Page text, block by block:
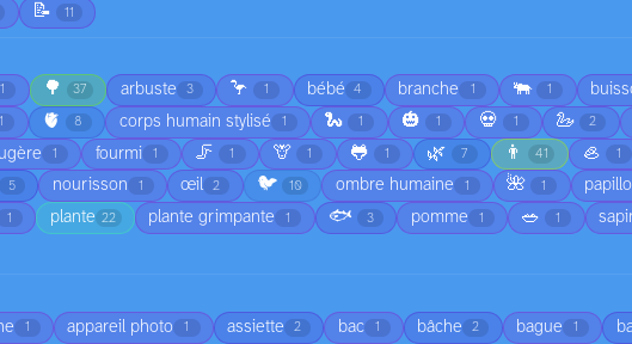
📝 11
1 🌳 37 arbuste 3 🦩 1 bébé 4 branche 1 🐃 1
1 🫀 8 corps humain stylisé 1 🐍 1 🎃 1 💀 1 🦢 2
1 fourmi 1 🦵 1 🦒 1 🐸 1 🌿 7 👨 41 🦪 1
5 nourisson 1 œil 2 🐦 10 ombre humaine 1 🌺 1
1 plante 22 plante grimpante 1 🐟 3 pomme 1 🥗 1
1 appareil photo 1 assiette 2 bac 1 bâche 2 bague 1